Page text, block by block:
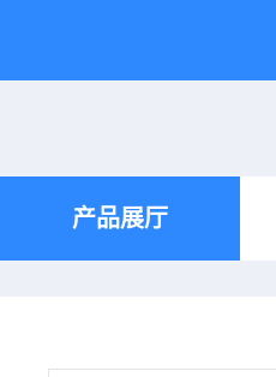
产品展厅